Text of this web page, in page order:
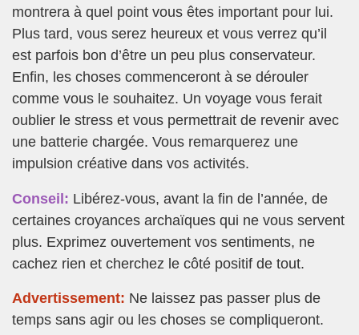
montrera à quel point vous êtes important pour lui.
Plus tard, vous serez heureux et vous verrez qu’il
est parfois bon d’être un peu plus conservateur.
Enfin, les choses commenceront à se dérouler
comme vous le souhaitez. Un voyage vous ferait
oublier le stress et vous permettrait de revenir avec
une batterie chargée. Vous remarquerez une
impulsion créative dans vos activités.
Conseil: Libérez-vous, avant la fin de l’année, de
certaines croyances archaïques qui ne vous servent
plus. Exprimez ouvertement vos sentiments, ne
cachez rien et cherchez le côté positif de tout.
Advertissement: Ne laissez pas passer plus de
temps sans agir ou les choses se compliqueront.